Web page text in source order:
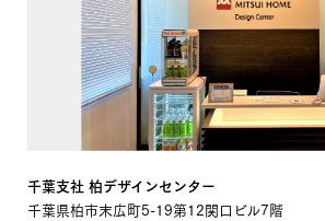
千葉支社 柏デザインセンター
千葉県柏市末広町5-19第12関口ビル7階